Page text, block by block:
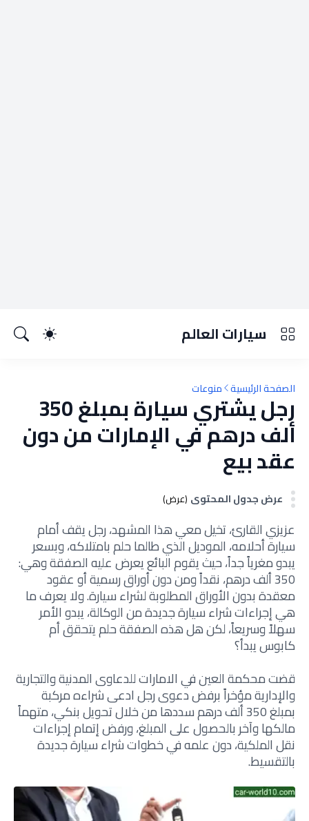
سيارات العالم
الصفحة الرئيسية منوعات
رجل يشتري سيارة بمبلغ 350
ألف درهم في الإمارات من دون
عقد بيع
عرض جدول المحتوى (عرض)
عزيزي القارئ، تخيل معي هذا المشهد، رجل يقف أمام
سيارة أحلامه، الموديل الذي طالما حلم بامتلاكه، وبسعر
يبدو مغرياً جداً، حيث يقوم البائع يعرض عليه الصفقة وهي:
350 ألف درهم، نقداً ومن دون أوراق رسمية أو عقود
معقدة بدون الأوراق المطلوبة لشراء سيارة. ولا يعرف ما
هي إجراءات شراء سيارة جديدة من الوكالة، يبدو الأمر
سهلاً وسريعاً، لكن هل هذه الصفقة حلم يتحقق أم
كابوس يبدأ؟
قضت محكمة العين في الامارات للدعاوى المدنية والتجارية
والإدارية مؤخراً برفض دعوى رجل ادعى شراءه مركبة
بمبلغ 350 ألف درهم سددها من خلال تحويل بنكي، متهماً
مالكها وآخر بالحصول على المبلغ، ورفض إتمام إجراءات
نقل الملكية، دون علمه في خطوات شراء سيارة جديدة
بالتقسيط.